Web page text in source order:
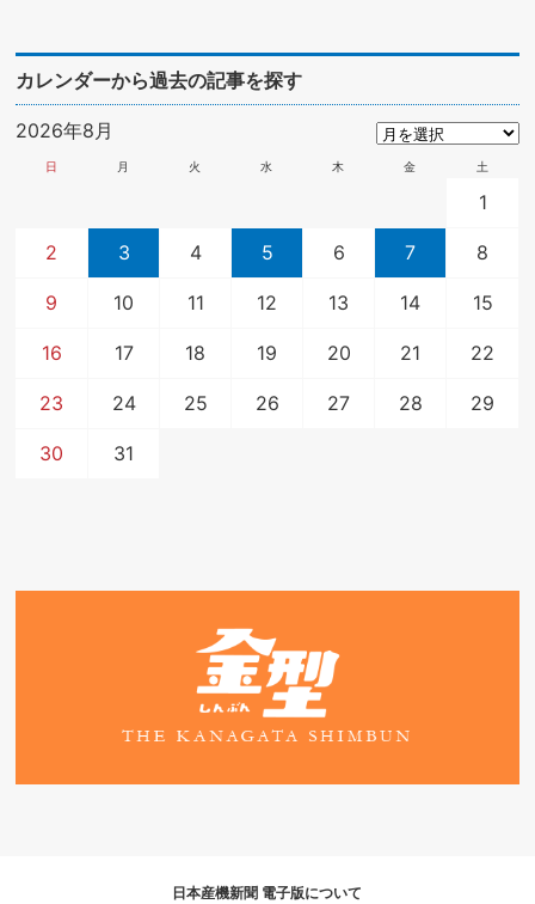
カレンダーから過去の記事を探す
2026年8月
日 月 火 水 木 金 土
1
2 3 4 5 6 7 8
9 10 11 12 13 14 15
16 17 18 19 20 21 22
23 24 25 26 27 28 29
30 31
日本産機新聞 電子版について